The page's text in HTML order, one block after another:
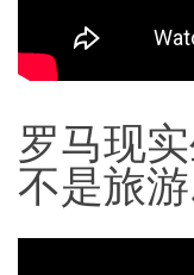
罗马现
不是旅游